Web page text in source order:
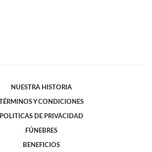
NUESTRA HISTORIA
TÉRMINOS Y CONDICIONES
POLITICAS DE PRIVACIDAD
FÚNEBRES
BENEFICIOS